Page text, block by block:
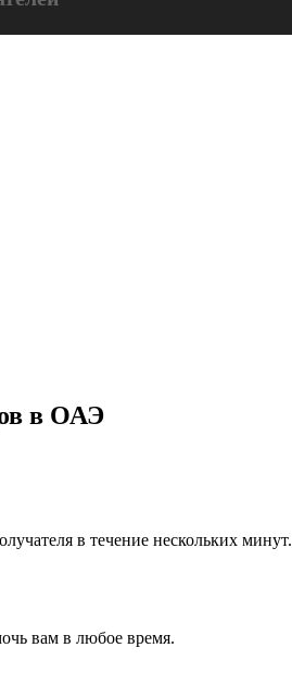
в ОАЭ
в течение нескольких минут.
вам в любое время.